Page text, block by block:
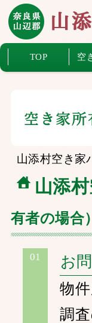
TOP 空
山添村空き家
山添
有者の場合）
01 お
物
調